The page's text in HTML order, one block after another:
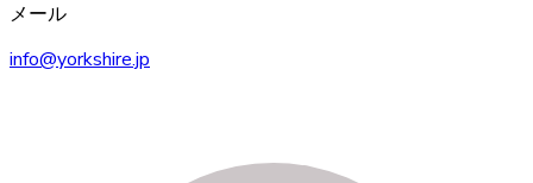
メール
info@yorkshire.jp